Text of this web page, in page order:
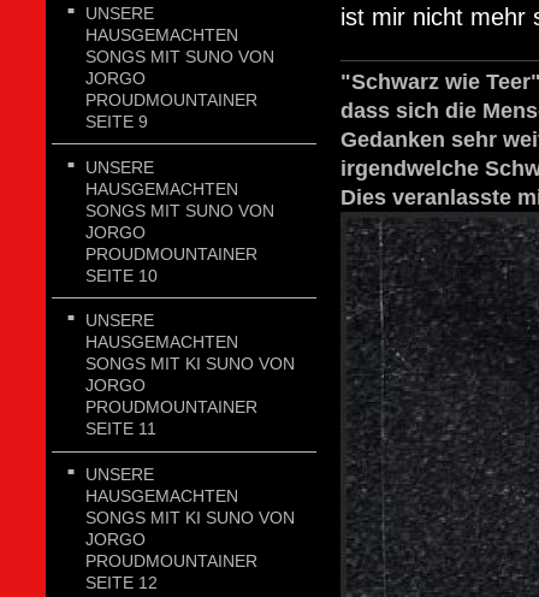
UNSERE
HAUSGEMACHTEN
SONGS MIT SUNO VON
JORGO
PROUDMOUNTAINER
SEITE 9
UNSERE
HAUSGEMACHTEN
SONGS MIT SUNO VON
JORGO
PROUDMOUNTAINER
SEITE 10
UNSERE
HAUSGEMACHTEN
SONGS MIT KI SUNO VON
JORGO
PROUDMOUNTAINER
SEITE 11
UNSERE
HAUSGEMACHTEN
SONGS MIT KI SUNO VON
JORGO
PROUDMOUNTAINER
SEITE 12
ist mir nicht mehr
"Schwarz wie
dass sich die
Gedanken sehr
irgendwelche
Dies veranlasste